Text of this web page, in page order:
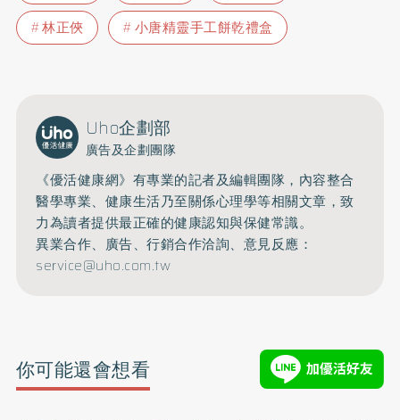
林正俠
小唐精靈手工餅乾禮盒
Uho企劃部
廣告及企劃團隊
《優活健康網》有專業的記者及編輯團隊，內容整合
醫學專業、健康生活乃至關係心理學等相關文章，致
力為讀者提供最正確的健康認知與保健常識。
異業合作、廣告、行銷合作洽詢、意見反應：
service@uho.com.tw
你可能還會想看